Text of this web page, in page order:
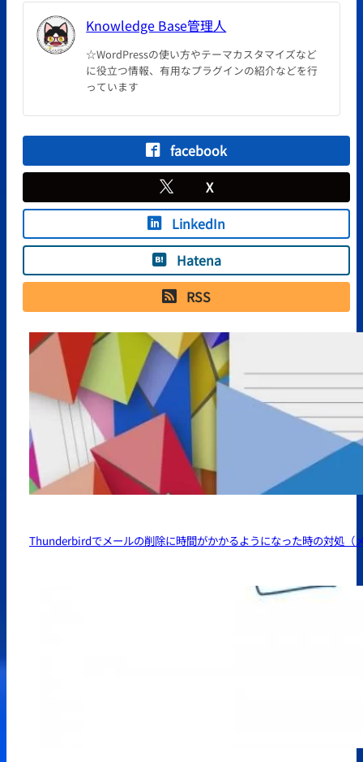
Knowledge Base管理人
☆WordPressの使い方やテーマカスタマイズなど
に役立つ情報、有用なプラグインの紹介などを行
っています
facebook
X
LinkedIn
Hatena
RSS
Thunderbirdでメールの削除に時間がかかるようになった時の対処（